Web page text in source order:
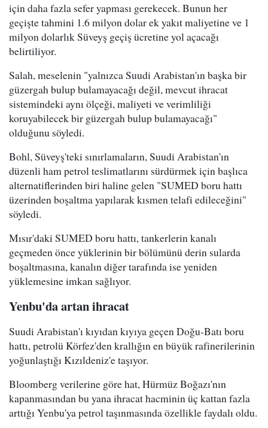
için daha fazla sefer yapması gerekecek. Bunun her
geçişte tahmini 1.6 milyon dolar ek yakıt maliyetine ve 1
milyon dolarlık Süveyş geçiş ücretine yol açacağı
belirtiliyor.
Salah, meselenin "yalnızca Suudi Arabistan'ın başka bir
güzergah bulup bulamayacağı değil, mevcut ihracat
sistemindeki aynı ölçeği, maliyeti ve verimliliği
koruyabilecek bir güzergah bulup bulamayacağı"
olduğunu söyledi.
Bohl, Süveyş'teki sınırlamaların, Suudi Arabistan'ın
düzenli ham petrol teslimatlarını sürdürmek için başlıca
alternatiflerinden biri haline gelen "SUMED boru hattı
üzerinden boşaltma yapılarak kısmen telafi edileceğini"
söyledi.
Mısır'daki SUMED boru hattı, tankerlerin kanalı
geçmeden önce yüklerinin bir bölümünü derin sularda
boşaltmasına, kanalın diğer tarafında ise yeniden
yüklemesine imkan sağlıyor.
Yenbu'da artan ihracat
Suudi Arabistan'ı kıyıdan kıyıya geçen Doğu-Batı boru
hattı, petrolü Körfez'den krallığın en büyük rafinerilerinin
yoğunlaştığı Kızıldeniz'e taşıyor.
Bloomberg verilerine göre hat, Hürmüz Boğazı'nın
kapanmasından bu yana ihracat hacminin üç kattan fazla
arttığı Yenbu'ya petrol taşınmasında özellikle faydalı oldu.